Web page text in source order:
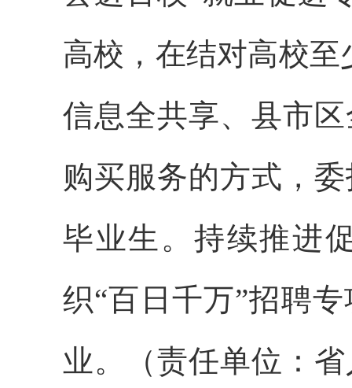
高校，在结对高校
信息全共享、县市
购买服务的方式，
毕业生。持续推进
织“百日千万”招聘
业。（责任单位：